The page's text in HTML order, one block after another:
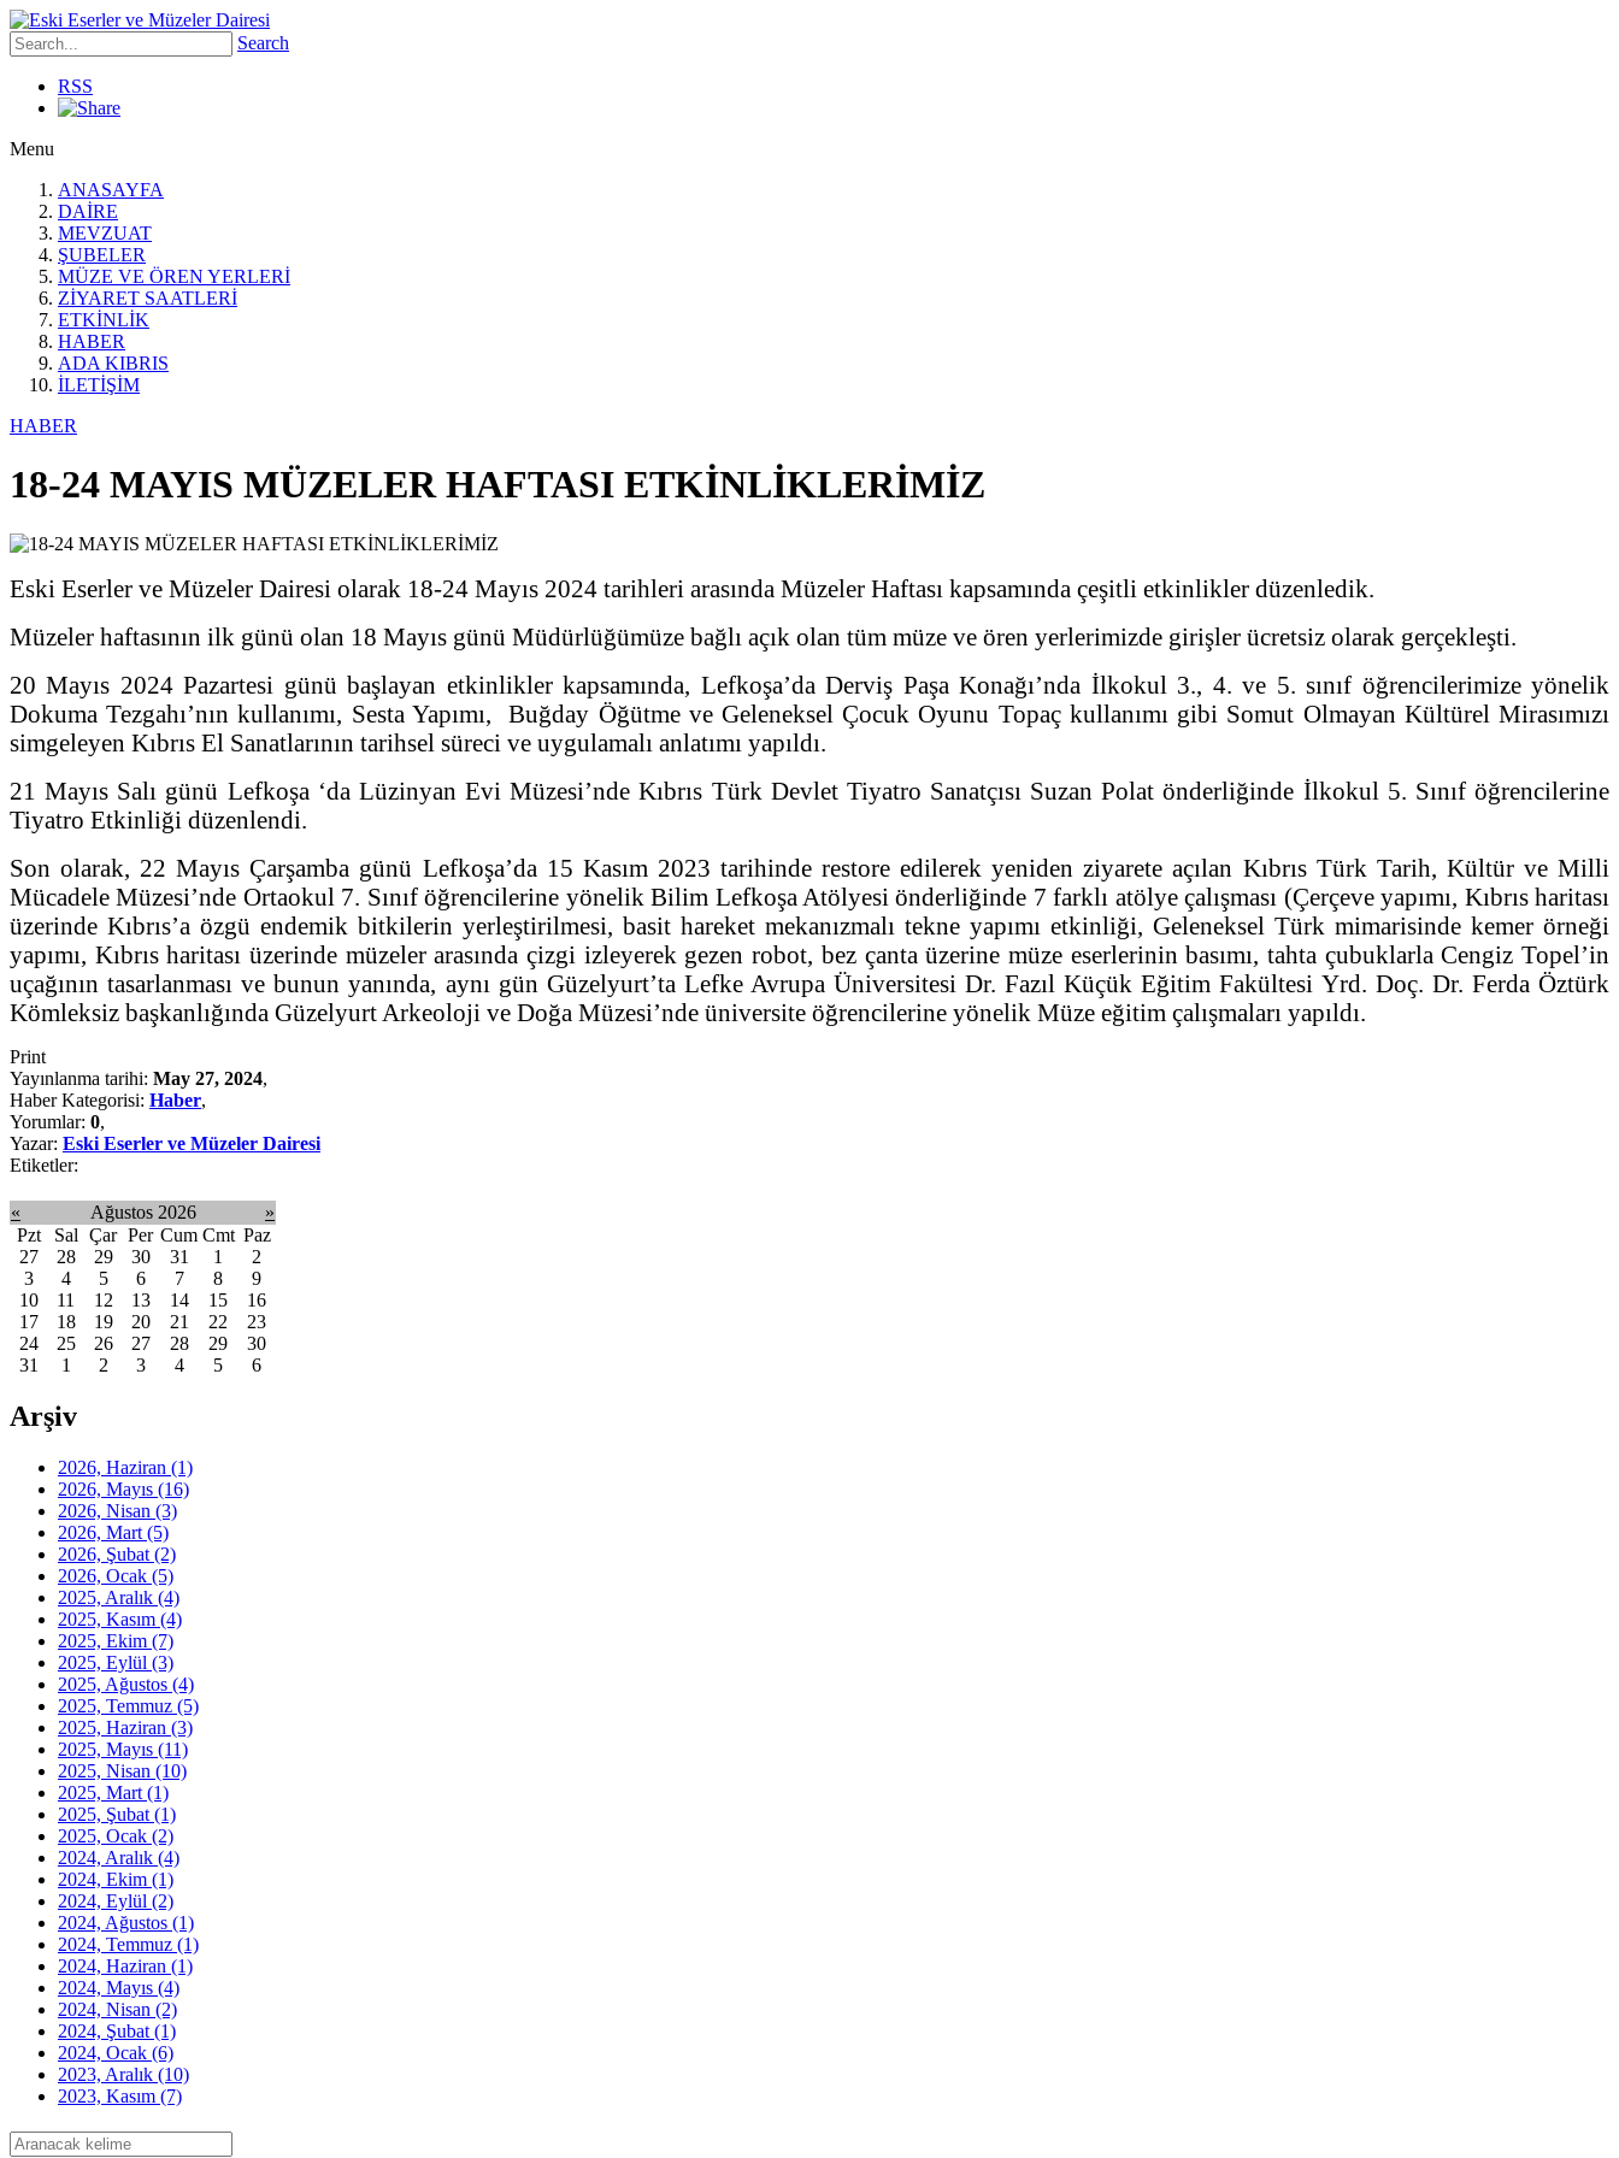
Search
RSS
Menu
ANASAYFA
DAİRE
MEVZUAT
ŞUBELER
MÜZE VE ÖREN YERLERİ
ZİYARET SAATLERİ
ETKİNLİK
HABER
ADA KIBRIS
İLETİŞİM
HABER
18-24 MAYIS MÜZELER HAFTASI ETKİNLİKLERİMİZ
Eski Eserler ve Müzeler Dairesi olarak 18-24 Mayıs 2024 tarihleri arasında Müzeler Haftası kapsamında çeşitli etkinlikler düzenledik.
Müzeler haftasının ilk günü olan 18 Mayıs günü Müdürlüğümüze bağlı açık olan tüm müze ve ören yerlerimizde girişler ücretsiz olarak gerçekleşti.
20 Mayıs 2024 Pazartesi günü başlayan etkinlikler kapsamında, Lefkoşa’da Derviş Paşa Konağı’nda İlkokul 3., 4. ve 5. sınıf öğrencilerimize yönelik
Dokuma Tezgahı’nın kullanımı, Sesta Yapımı, Buğday Öğütme ve Geleneksel Çocuk Oyunu Topaç kullanımı gibi Somut Olmayan Kültürel Mirasımızı
simgeleyen Kıbrıs El Sanatlarının tarihsel süreci ve uygulamalı anlatımı yapıldı.
21 Mayıs Salı günü Lefkoşa ‘da Lüzinyan Evi Müzesi’nde Kıbrıs Türk Devlet Tiyatro Sanatçısı Suzan Polat önderliğinde İlkokul 5. Sınıf öğrencilerine
Tiyatro Etkinliği düzenlendi.
Son olarak, 22 Mayıs Çarşamba günü Lefkoşa’da 15 Kasım 2023 tarihinde restore edilerek yeniden ziyarete açılan Kıbrıs Türk Tarih, Kültür ve Milli
Mücadele Müzesi’nde Ortaokul 7. Sınıf öğrencilerine yönelik Bilim Lefkoşa Atölyesi önderliğinde 7 farklı atölye çalışması (Çerçeve yapımı, Kıbrıs haritası
üzerinde Kıbrıs’a özgü endemik bitkilerin yerleştirilmesi, basit hareket mekanızmalı tekne yapımı etkinliği, Geleneksel Türk mimarisinde kemer örneği
yapımı, Kıbrıs haritası üzerinde müzeler arasında çizgi izleyerek gezen robot, bez çanta üzerine müze eserlerinin basımı, tahta çubuklarla Cengiz Topel’in
uçağının tasarlanması ve bunun yanında, aynı gün Güzelyurt’ta Lefke Avrupa Üniversitesi Dr. Fazıl Küçük Eğitim Fakültesi Yrd. Doç. Dr. Ferda Öztürk
Kömleksiz başkanlığında Güzelyurt Arkeoloji ve Doğa Müzesi’nde üniversite öğrencilerine yönelik Müze eğitim çalışmaları yapıldı.
Print
Yayınlanma tarihi: May 27, 2024,
Haber Kategorisi: Haber,
Yorumlar: 0,
Yazar: Eski Eserler ve Müzeler Dairesi
Etiketler:
« Ağustos 2026
»
Pzt
Sal Çar Per Cum Cmt Paz
27
28 29 30 31 1
2
3
4 5 6 7 8
9
10
11 12 13 14 15
16
17
18 19 20 21 22
23
24
25 26 27 28 29
30
31
1 2 3 4 5 6
Arşiv
2026, Haziran (1)
2026, Mayıs (16)
2026, Nisan (3)
2026, Mart (5)
2026, Şubat (2)
2026, Ocak (5)
2025, Aralık (4)
2025, Kasım (4)
2025, Ekim (7)
2025, Eylül (3)
2025, Ağustos (4)
2025, Temmuz (5)
2025, Haziran (3)
2025, Mayıs (11)
2025, Nisan (10)
2025, Mart (1)
2025, Şubat (1)
2025, Ocak (2)
2024, Aralık (4)
2024, Ekim (1)
2024, Eylül (2)
2024, Ağustos (1)
2024, Temmuz (1)
2024, Haziran (1)
2024, Mayıs (4)
2024, Nisan (2)
2024, Şubat (1)
2024, Ocak (6)
2023, Aralık (10)
2023, Kasım (7)